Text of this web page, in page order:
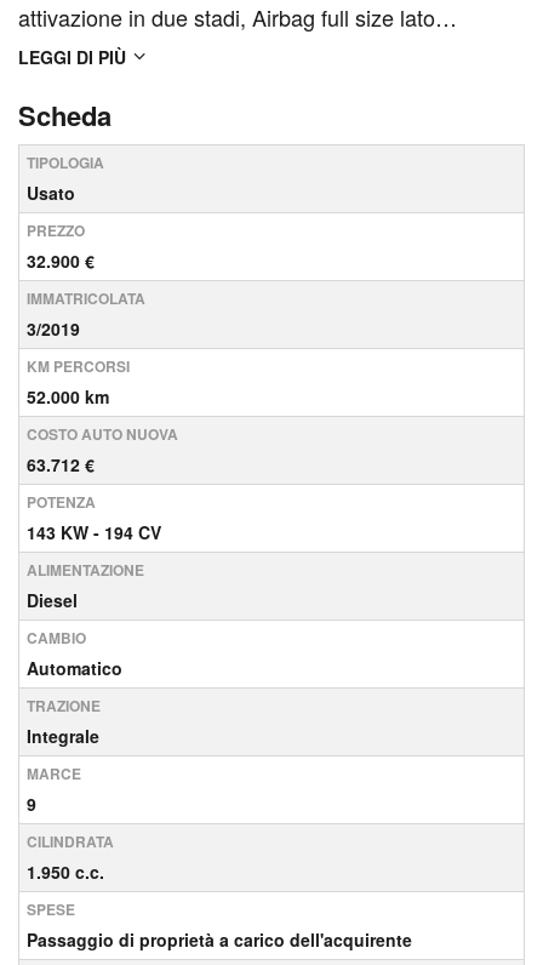
attivazione in due stadi, Airbag full size lato
passeggero con attivazione in due stadi, Airbag
Allestimento Eurocomfort, Allestimento...
LEGGI DI PIÙ
Scheda
TIPOLOGIA
Usato
PREZZO
32.900 €
IMMATRICOLATA
3/2019
KM PERCORSI
52.000 km
COSTO AUTO NUOVA
63.712 €
POTENZA
143 KW - 194 CV
ALIMENTAZIONE
Diesel
CAMBIO
Automatico
TRAZIONE
Integrale
MARCE
9
CILINDRATA
1.950 c.c.
SPESE
Passaggio di proprietà a carico dell'acquirente